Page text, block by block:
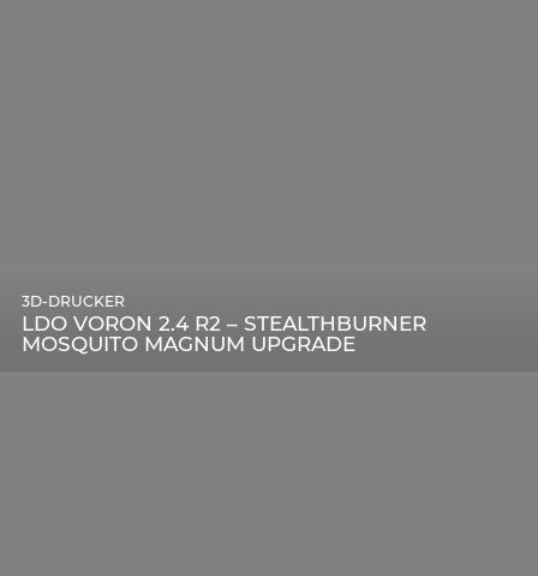
LDO VORON 2.4 R2 – STEALTHBURNER
MOSQUITO MAGNUM UPGRADE
3D-DRUCKER